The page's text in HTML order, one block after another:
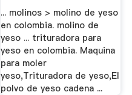
... molinos > molino de yeso
en colombia. molino de
yeso ... trituradora para
yeso en colombia. Maquina
para moler
yeso,Trituradora de yeso,El
polvo de yeso cadena ...